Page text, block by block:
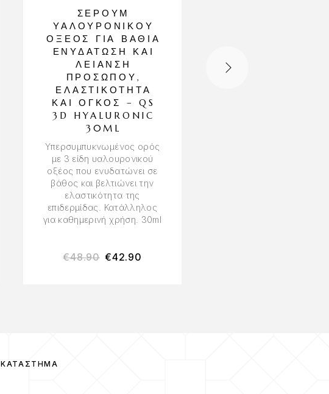
ΣΈΡΟΥΜ
ΥΑΛΟΥΡΟΝΙΚΟΎ
ΟΞΈΟΣ ΓΙΑ ΒΑΘΙΆ
ΕΝΥΔΆΤΩΣΗ ΚΑΙ
ΛΕΊΑΝΣΗ
ΠΡΟΣΏΠΟΥ,
ΕΛΑΣΤΙΚΌΤΗΤΑ
ΚΑΙ ΌΓΚΟΣ – QS
3D HYALURONIC
30ML
Υπερσυμπυκνωμένος ορός
με 3 είδη υαλουρονικού
οξέος που ενυδατώνει σε
βάθος και βελτιώνει την
ελαστικότητα της
επιδερμίδας. Κατάλληλος
για καθημερινή χρήση. 30ml
€48.90 €42.90
ΚΑΤΆΣΤΗΜΑ